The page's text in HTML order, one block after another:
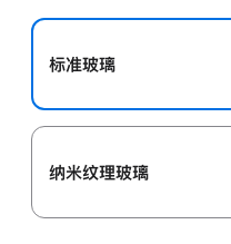
标准玻璃
纳米纹理玻璃